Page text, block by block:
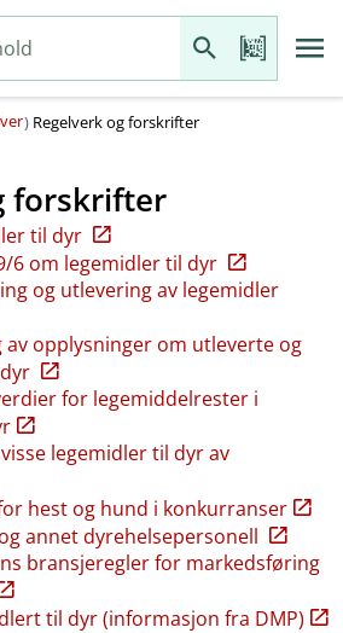
) Regelverk og forskrifter
forskrifter
til dyr
6 om legemidler til dyr
og utlevering av legemidler
opplysninger om utleverte og
for legemiddelrester i
legemidler til dyr av
hest og hund i konkurranser
annet dyrehelsepersonell
bransjeregler for markedsføring
til dyr (informasjon fra DMP)